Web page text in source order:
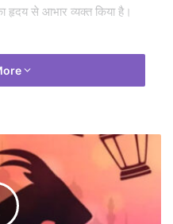
हृदय से आभार व्यक्त किया है।